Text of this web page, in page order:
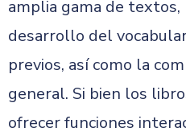
amplia gama de
desarrollo del
previos, así como la
general. Si bien los
ofrecer funciones